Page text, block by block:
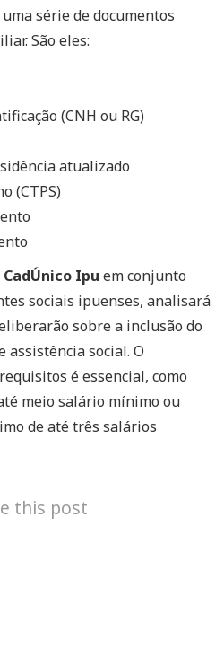
série de documentos
São eles:
(CNH ou RG)
atualizado
(CTPS)
CadÚnico Ipu em conjunto
sociais ipuenses, analisará
sobre a inclusão do
assistência social. O
é essencial, como
meio salário mínimo ou
de até três salários
this post